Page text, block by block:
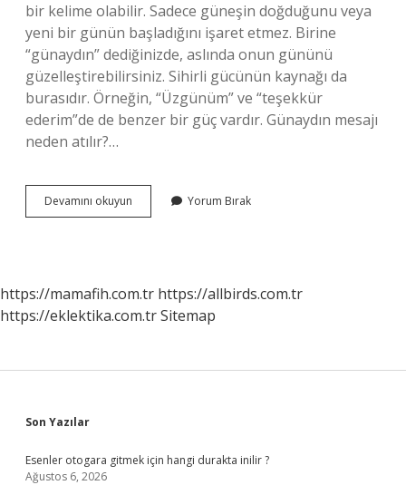
bir kelime olabilir. Sadece güneşin doğduğunu veya
yeni bir günün başladığını işaret etmez. Birine
“günaydın” dediğinizde, aslında onun gününü
güzelleştirebilirsiniz. Sihirli gücünün kaynağı da
burasıdır. Örneğin, “Üzgünüm” ve “teşekkür
ederim”de de benzer bir güç vardır. Günaydın mesajı
neden atılır?…
Devamını okuyun Günaydın
Ne
Yorum Bırak
https://mamafih.com.tr https://allbirds.com.tr
https://eklektika.com.trSitemap
Sidebar
Son Yazılar
Esenler otogara gitmek için hangi durakta inilir ?
Ağustos 6, 2026